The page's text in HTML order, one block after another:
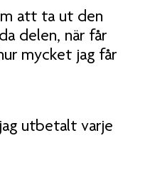
att ta ut den
delen, när får
mycket jag får
utbetalt varje